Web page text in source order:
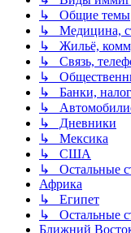
↳ Общие темы
↳ Медицина,
↳ Жильё,
↳ Связь,
↳
↳ Банки,
↳
↳ Дневники
↳ Мексика
↳ США
↳ Остальные
Африка
↳ Египет
↳ Остальные
Ближний